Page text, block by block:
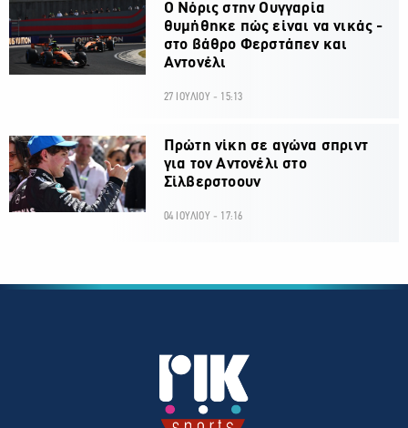
O Νόρις στην Ουγγαρία
θυμήθηκε πώς είναι να νικάς -
στο βάθρο Φερστάπεν και
Αντονέλι
27 ΙΟΥΛΙΟΥ - 15:13
Πρώτη νίκη σε αγώνα σπριντ
για τον Αντονέλι στο
Σίλβερστοουν
04 ΙΟΥΛΙΟΥ - 17:16